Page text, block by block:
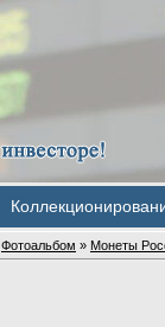
Фотоальбом » Монеты